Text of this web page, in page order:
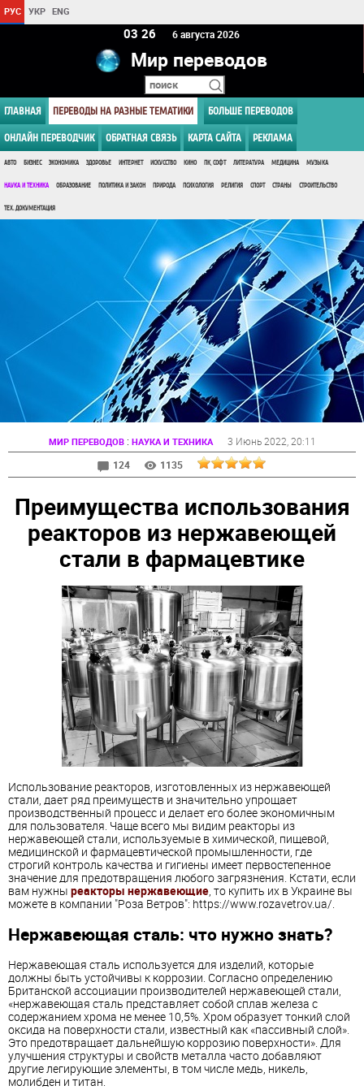
РУС УКР ENG
03:26 6 августа 2026
Мир переводов
ГЛАВНАЯ ПЕРЕВОДЫ НА РАЗНЫЕ ТЕМАТИКИ БОЛЬШЕ ПЕРЕВОДОВ
ОНЛАЙН ПЕРЕВОДЧИК ОБРАТНАЯ СВЯЗЬ КАРТА САЙТА РЕКЛАМА
АВТО БИЗНЕС ЭКОНОМИКА ЗДОРОВЬЕ ИНТЕРНЕТ ИСКУССТВО КИНО ПК, СОФТ ЛИТЕРАТУРА МЕДИЦИНА МУЗЫКА
НАУКА И ТЕХНИКА ОБРАЗОВАНИЕ ПОЛИТИКА И ЗАКОН ПРИРОДА ПСИХОЛОГИЯ РЕЛИГИЯ СПОРТ СТРАНЫ СТРОИТЕЛЬСТВО
ТЕХ. ДОКУМЕНТАЦИЯ
МИР ПЕРЕВОДОВ: НАУКА И ТЕХНИКА 3 Июнь 2022 , 20:11
124
1135
Преимущества использования
реакторов из нержавеющей
стали в фармацевтике
Использование реакторов, изготовленных из нержавеющей
стали, дает ряд преимуществ и значительно упрощает
производственный процесс и делает его более экономичным
для пользователя. Чаще всего мы видим реакторы из
нержавеющей стали, используемые в химической, пищевой,
медицинской и фармацевтической промышленности, где
строгий контроль качества и гигиены имеет первостепенное
значение для предотвращения любого загрязнения. Кстати, если
вам нужны реакторы нержавеющие, то купить их в Украине вы
можете в компании "Роза Ветров": https://www.rozavetrov.ua/.
Нержавеющая сталь: что нужно знать?
Нержавеющая сталь используется для изделий, которые
должны быть устойчивы к коррозии. Согласно определению
Британской ассоциации производителей нержавеющей стали,
«нержавеющая сталь представляет собой сплав железа с
содержанием хрома не менее 10,5%. Хром образует тонкий слой
оксида на поверхности стали, известный как «пассивный слой».
Это предотвращает дальнейшую коррозию поверхности». Для
улучшения структуры и свойств металла часто добавляют
другие легирующие элементы, в том числе медь, никель,
молибден и титан.